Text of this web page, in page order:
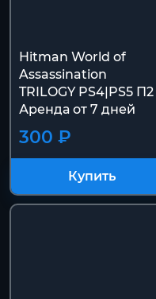
Hitman World of
Assassination
TRILOGY PS4|PS5 П2
Аренда от 7 дней
300 ₽
Купить